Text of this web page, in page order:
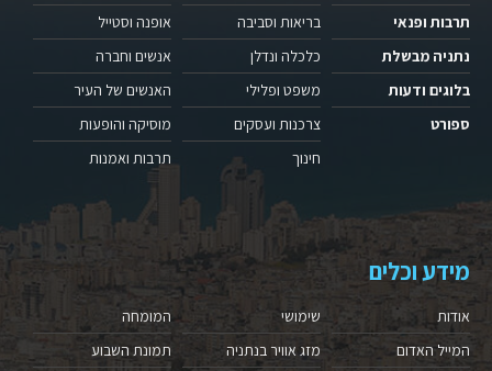
תרבות ופנאי
נתניה מבשלת
בלוגים ודעות
ספורט
בריאות וסביבה
כלכלה ונדלן
משפט ופלילי
צרכנות ועסקים
חינוך
אופנה וסטייל
אנשים וחברה
האנשים של העיר
מוסיקה והופעות
תרבות ואמנות
מידע וכלים
אודות
המייל האדום
שימושי
מזג אוויר בנתניה
המומחה
תמונת השבוע